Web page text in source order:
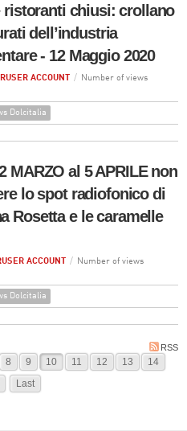
ristoranti chiusi: crollano
dell’industria
- 12 Maggio 2020
ACCOUNT /
Number of views
Dolcitalia
MARZO al 5 APRILE non
lo spot radiofonico di
Rosetta e le caramelle
ACCOUNT /
Number of views
Dolcitalia
RSS
8 9 10 11 12 13
14
Last